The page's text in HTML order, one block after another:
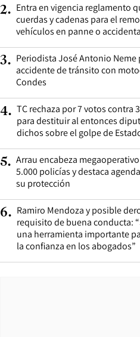
2. Entra en vigencia reglamento
cuerdas y cadenas para el
vehículos en panne o
3. Periodista José Antonio Neme
accidente de tránsito con
Condes
4. TC rechaza por 7 votos contra
para destituir al entonces
dichos sobre el golpe de
5. Arrau encabeza
5.000 policías y destaca
su protección
6. Ramiro Mendoza y posible
requisito de buena conducta:
una herramienta importante
la confianza en los abogados”